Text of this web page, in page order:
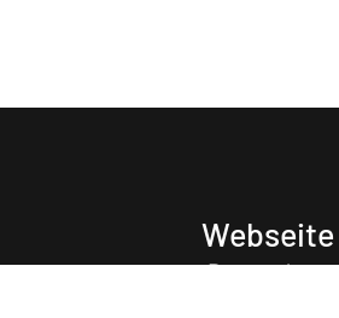
Webseite
Datenschutz